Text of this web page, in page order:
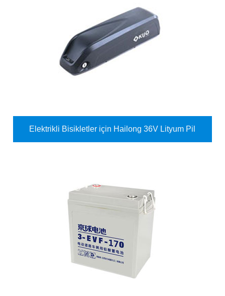
Elektrikli Bisikletler için Hailong 36V Lityum Pil